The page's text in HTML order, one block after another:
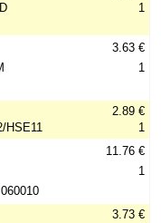
1
3.63 €
1
HSE11
2.89 €
1
11.76 €
1
3.73 €